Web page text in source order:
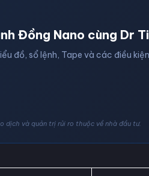
Đồng Nano cùng Dr
đồ, sổ lệnh, Tape và các điều
dịch và quản trị rủi ro thuộc về nhà đầu tư.